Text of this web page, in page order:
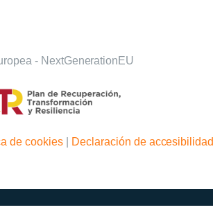
- NextGenerationEU
de cookies Declaración de accesibilidad